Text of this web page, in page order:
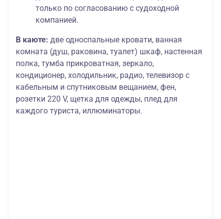
только по согласованию с судоходной
компанией.
В каюте: две односпальные кровати, ванная
комната (душ, раковина, туалет) шкаф, настенная
полка, тумба прикроватная, зеркало,
кондиционер, холодильник, радио, телевизор с
кабельным и спутниковым вещанием, фен,
розетки 220 V, щетка для одежды, плед для
каждого туриста, иллюминаторы.